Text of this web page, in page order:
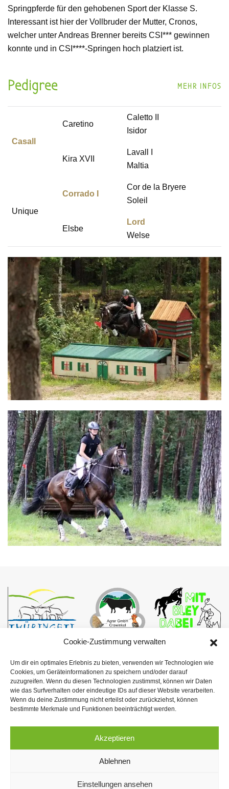
Cookie-Zustimmung verwalten
Um dir ein optimales Erlebnis zu bieten, verwenden wir Technologien wie
Cookies, um Geräteinformationen zu speichern und/oder darauf
zuzugreifen. Wenn du diesen Technologien zustimmst, können wir Daten
wie das Surfverhalten oder eindeutige IDs auf dieser Website verarbeiten.
Wenn du deine Zustimmung nicht erteilst oder zurückziehst, können
bestimmte Merkmale und Funktionen beeinträchtigt werden.
Akzeptieren
Ablehnen
Einstellungen ansehen
Springpferde für den gehobenen Sport der Klasse S.
Interessant ist hier der Vollbruder der Mutter, Cronos,
welcher unter Andreas Brenner bereits CSI*** gewinnen
konnte und in CSI****-Springen hoch platziert ist.
Pedigree MEHR INFOS
Casall
Caretino
Caletto II
Isidor
Kira XVII
Lavall I
Maltia
Unique
Corrado I
Cor de la Bryere
Soleil
Elsbe
Lord
Welse
Gosseler Straße 25
99885 Ohrdruf OT Crawinkel
Telefon:03624 314914
Fax: 03624 402648
info@agrar-crawinkel.de
Impressum
Copyright © 2023 –